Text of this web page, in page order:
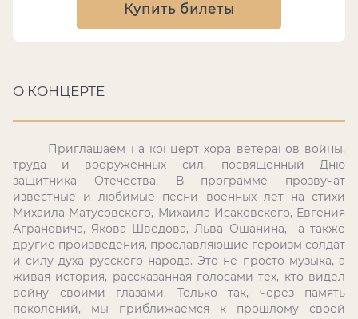
Купить билеты
О КОНЦЕРТЕ
Приглашаем на концерт хора ветеранов войны,
труда и вооруженных сил, посвященныйДню
защитника Отечества. В программе прозвучат
известные и любимые песни военных летна стихи
Михаила Матусовского, Михаила Исаковского, Евгения
Аграновича, Якова Шведова, Льва Ошанина,
а также
другие произведения, прославляющие героизм солдат
и силу духа русского народа.Это не просто музыка,а
живая история, рассказанная голосами тех, кто видел
войну своими глазами. Только так, через память
поколений, мы приближаемся к прошлому своей